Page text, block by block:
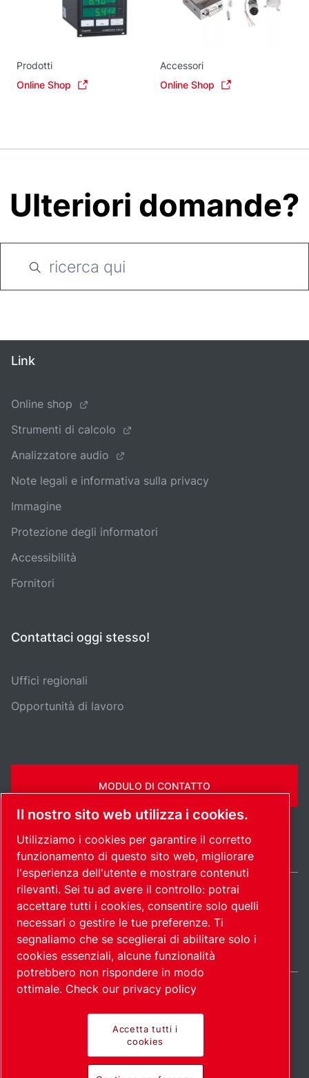
Prodotti
Online Shop
Accessori
Online Shop
Ulteriori domande?
Link
Online shop
Strumenti di calcolo
Analizzatore audio
Note legali e informativa sulla privacy
Immagine
Protezione degli informatori
Accessibilità
Fornitori
Contattaci oggi stesso!
Uffici regionali
Opportunità di lavoro
MODULO DI CONTATTO
Mappa del
sito
Gestione preferenze
cookies
© 2026
Copyright.
Italy / IT
Prodotti all'avanguardia.
Il nostro sito web utilizza i cookies.
Utilizziamo i cookies per garantire il corretto
funzionamento di questo sito web, migliorare
l'esperienza dell'utente e mostrare contenuti
rilevanti. Sei tu ad avere il controllo: potrai
accettare tutti i cookies, consentire solo quelli
necessari o gestire le tue preferenze. Ti
segnaliamo che se sceglierai di abilitare solo i
cookies essenziali, alcune funzionalità
potrebbero non rispondere in modo
ottimale. Check our privacy policy
Accetta tutti i
cookies